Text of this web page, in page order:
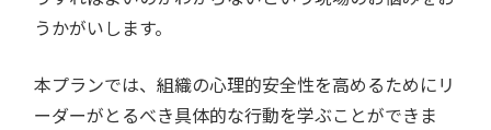
うかがいします。
本プランでは、組織の心理的安全性を高めるためにリ
ーダーがとるべき具体的な行動を学ぶことができま